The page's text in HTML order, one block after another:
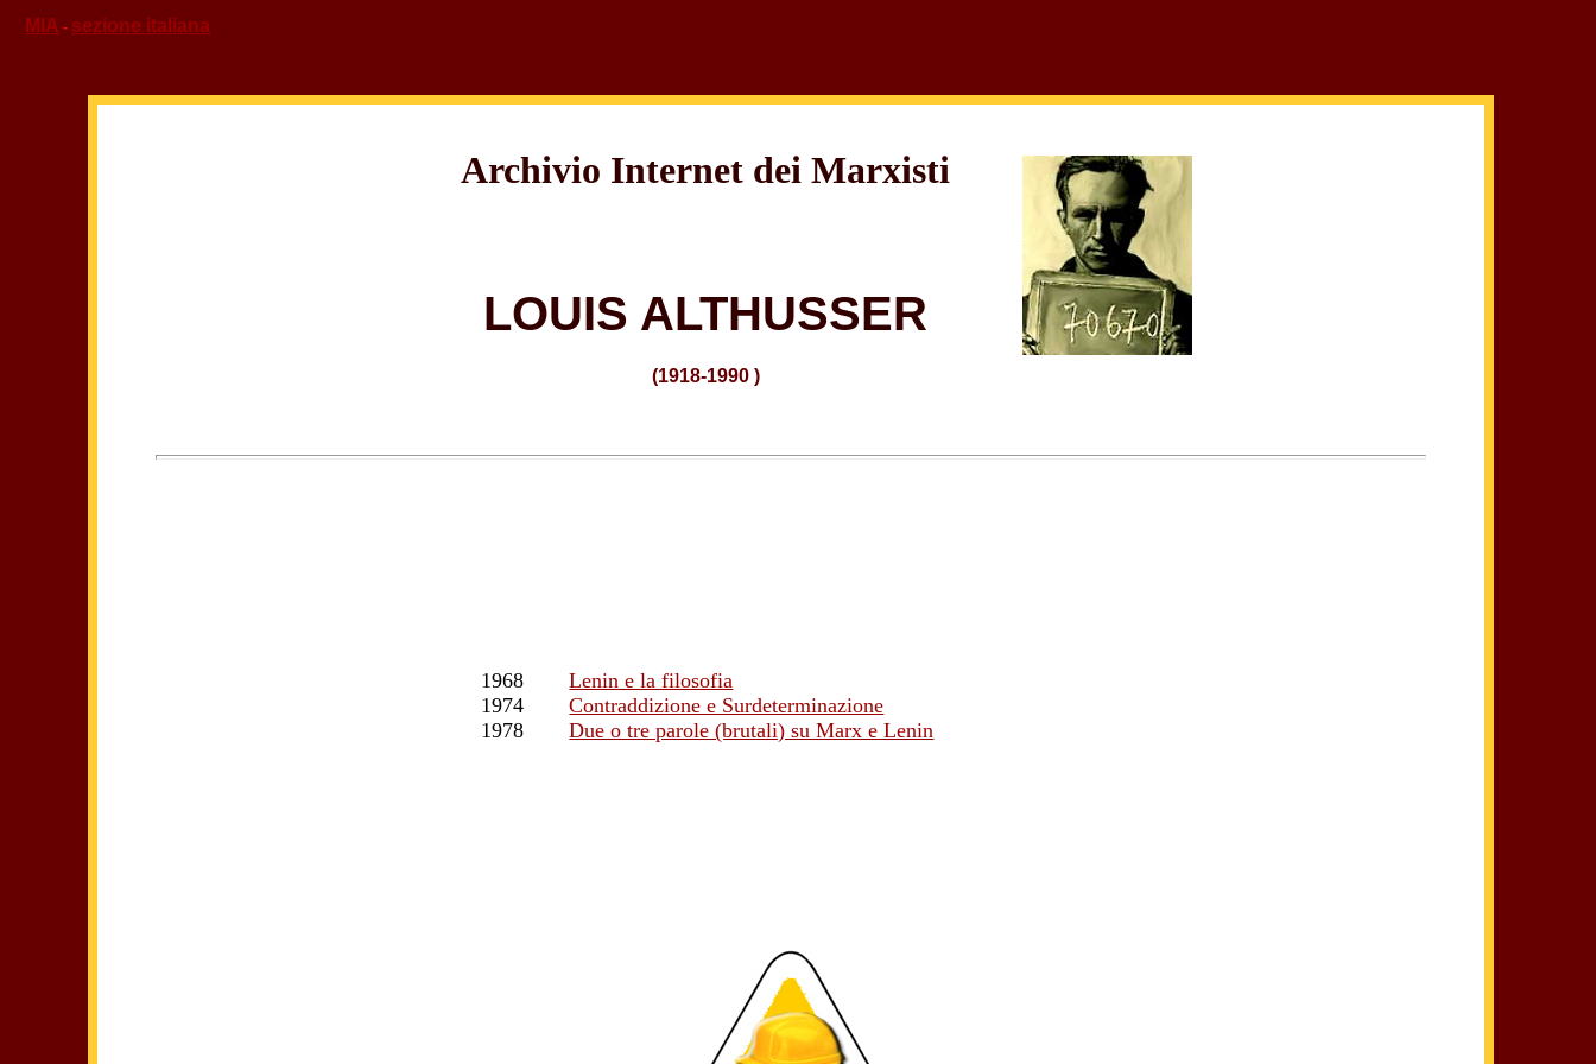
MIA - sezione italiana
Archivio Internet dei Marxisti
LOUIS ALTHUSSER
(1918-1990 )
1968
Lenin e la filosofia
1974
Contraddizione e Surdeterminazione
1978
Due o tre parole (brutali) su Marx e Lenin